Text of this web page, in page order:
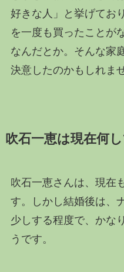
好きな人」と挙げてお
を一度も買ったことが
なんだとか。そんな家
決意したのかもしれま
吹石一恵は現在何
吹石一恵さんは、現在
す。しかし結婚後は、
少しする程度で、かな
うです。